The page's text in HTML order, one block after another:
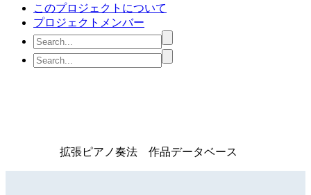
このプロジェクトについて
プロジェクトメンバー
拡張ピアノ奏法 作品データベース